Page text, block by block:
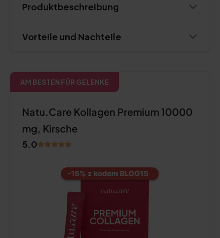
Produktbeschreibung
Vorteile und Nachteile
AM BESTEN FÜR GELENKE
Natu.Care Kollagen Premium 10000
mg, Kirsche
5.0